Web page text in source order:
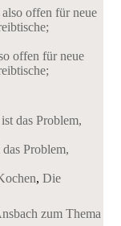
offen für neue
Problem,
,Die